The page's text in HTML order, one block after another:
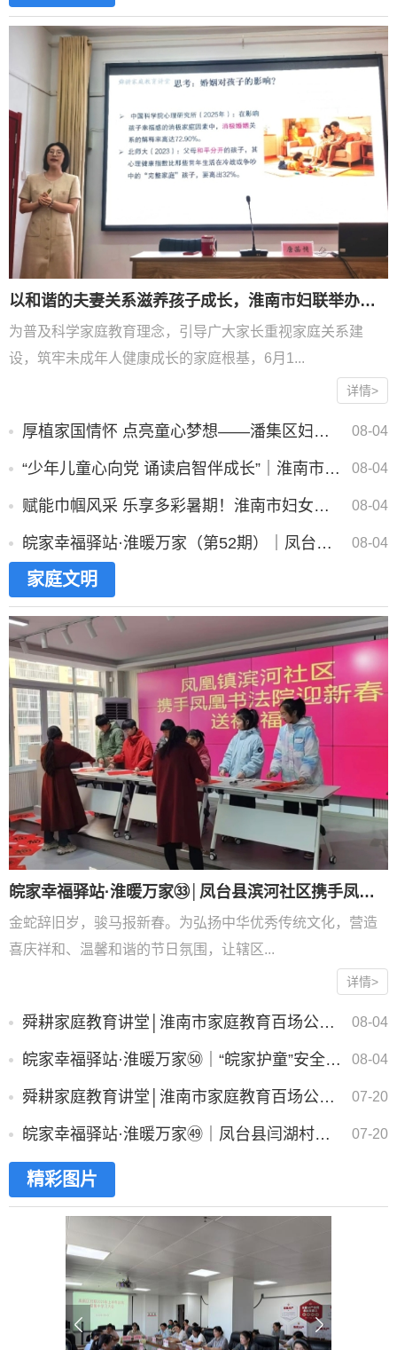
以和谐的夫妻关系滋养孩子成长，淮南市妇联举办家庭教育公益讲座
为普及科学家庭教育理念，引导广大家长重视家庭关系建
设，筑牢未成年人健康成长的家庭根基，6月1...
详情>
厚植家国情怀 点亮童心梦想——潘集区妇联开展困境儿童国防教育实践活动 08-04
“少年儿童心向党 诵读启智伴成长”｜淮南市妇女儿童活动中心开展少儿红色经典诵读主题活动 08-04
赋能巾帼风采 乐享多彩暑期！淮南市妇女儿童活动中心暑期妇女综合素质提升公益培训火热开启 08-04
皖家幸福驿站·淮暖万家（第52期）｜凤台县闫湖村举办隔代养育专题讲座 08-04
家庭文明
皖家幸福驿站·淮暖万家㉝│凤台县滨河社区携手凤凰书法院开展迎新春送祝“福”活动
金蛇辞旧岁，骏马报新春。为弘扬中华优秀传统文化，营造
喜庆祥和、温馨和谐的节日氛围，让辖区...
详情>
舜耕家庭教育讲堂│淮南市家庭教育百场公益巡讲走进田家庵区龙湖社区 08-04
皖家幸福驿站·淮暖万家㊿｜“皖家护童”安全小课堂 暑期关爱服务活动（一） 08-04
舜耕家庭教育讲堂│淮南市家庭教育百场公益巡讲走进潘集区潘集镇 07-20
皖家幸福驿站·淮暖万家㊾｜凤台县闫湖村开展“巧手勾鞋 温暖邻里”技能培训活动 07-20
精彩图片